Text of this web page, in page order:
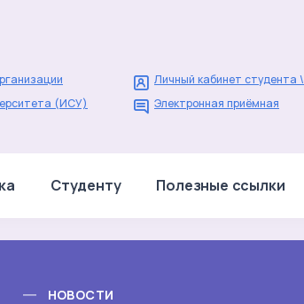
(ИСУ)
Личный кабинет студента
Электронная приёмная
Студенту Полезные ссылки
НОВОСТИ